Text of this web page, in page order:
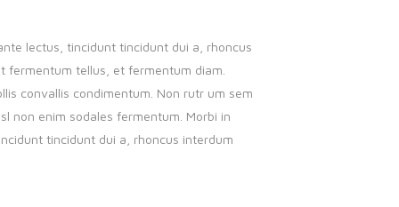
lectus, tincidunt tincidunt dui a, rhoncus
fermentum tellus, et fermentum diam.
convallis condimentum. Non rutr um sem
non enim sodales fermentum. Morbi in
tincidunt dui a, rhoncus interdum